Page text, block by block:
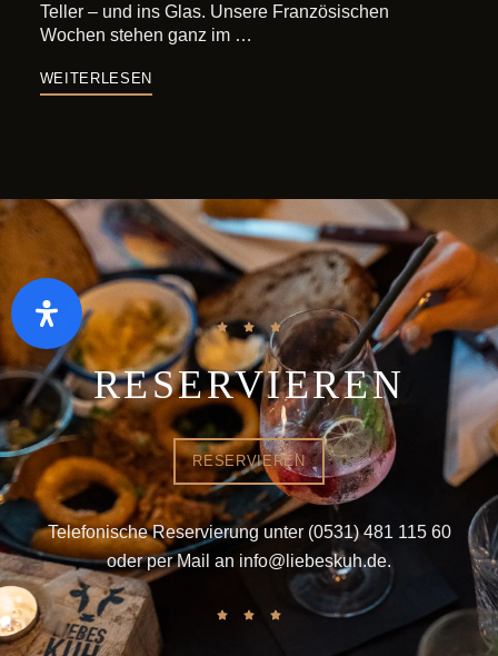
Teller – und ins Glas. Unsere Französischen
Wochen stehen ganz im …
WEITERLESEN
RESERVIEREN
RESERVIEREN
Telefonische Reservierung unter (0531) 481 115 60
oder per Mail an info@liebeskuh.de.